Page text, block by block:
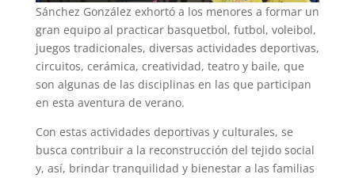
Sánchez González exhortó a los menores a formar un
gran equipo al practicar basquetbol, futbol, voleibol,
juegos tradicionales, diversas actividades deportivas,
circuitos, cerámica, creatividad, teatro y baile, que
son algunas de las disciplinas en las que participan
en esta aventura de verano.
Con estas actividades deportivas y culturales, se
busca contribuir a la reconstrucción del tejido social
y, así, brindar tranquilidad y bienestar a las familias